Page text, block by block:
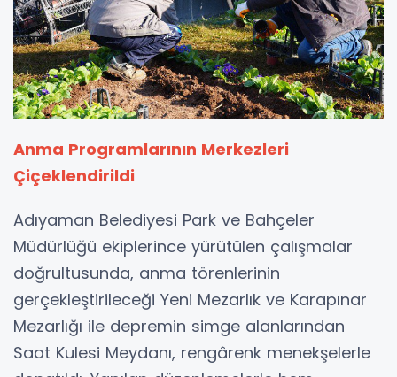
Anma Programlarının Merkezleri
Çiçeklendirildi
Adıyaman Belediyesi Park ve Bahçeler
Müdürlüğü ekiplerince yürütülen çalışmalar
doğrultusunda, anma törenlerinin
gerçekleştirileceği Yeni Mezarlık ve Karapınar
Mezarlığı ile depremin simge alanlarından
Saat Kulesi Meydanı, rengârenk menekşelerle